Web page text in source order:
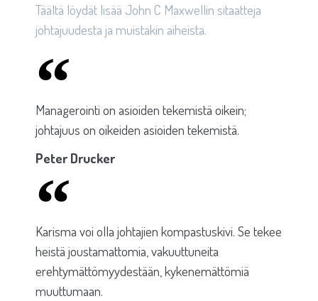
Täältä löydät lisää John C Maxwellin sitaatteja
johtajuudesta ja muistakin aiheista.
Managerointi on asioiden tekemistä oikein;
johtajuus on oikeiden asioiden tekemistä.
Peter Drucker
Karisma voi olla johtajien kompastuskivi. Se tekee
heistä joustamattomia, vakuuttuneita
erehtymättömyydestään, kykenemättömiä
muuttumaan.